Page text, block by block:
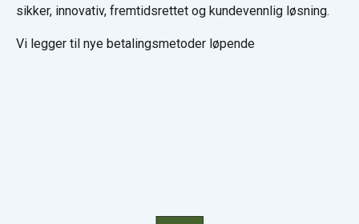
sikker, innovativ, fremtidsrettet og kundevennlig løsning.
Vi legger til nye betalingsmetoder løpende